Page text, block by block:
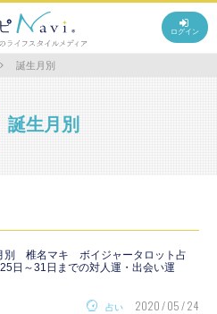
ログイン
誕生月別
誕生月別
別 椎名マキ ボイジャータロット占
日～31日までの対人運・出会い運
占い 2020 / 05 / 24